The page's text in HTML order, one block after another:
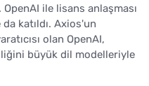
ile lisans anlaşması
katıldı. Axios'un
olan OpenAI,
büyük dil modelleriyle